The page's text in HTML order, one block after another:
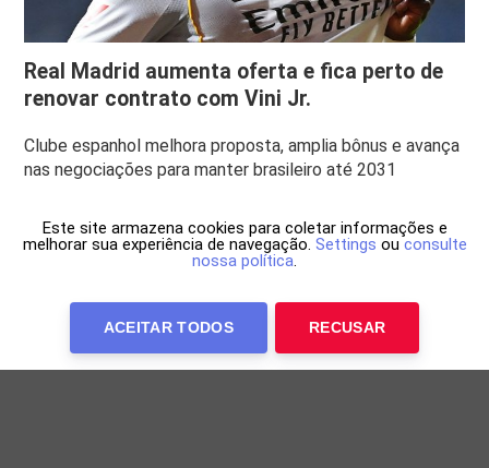
Real Madrid aumenta oferta e fica perto de
renovar contrato com Vini Jr.
Clube espanhol melhora proposta, amplia bônus e avança
nas negociações para manter brasileiro até 2031
Este site armazena cookies para coletar informações e
melhorar sua experiência de navegação. Settings ou consulte
nossa política.
ACEITAR TODOS RECUSAR